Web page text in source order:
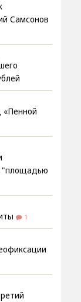
Самсонов
«Пенной
"площадью
1